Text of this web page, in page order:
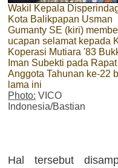
Wakil Kepala
Kota Balikpapan Usman
Gumanty SE (kiri)
ucapan selamat kepada
Koperasi Mutiara '83
Iman Subekti pada Rapat
Anggota Tahunan ke-22
lama ini
Photo: VICO
Indonesia/Bastian
Hal tersebut